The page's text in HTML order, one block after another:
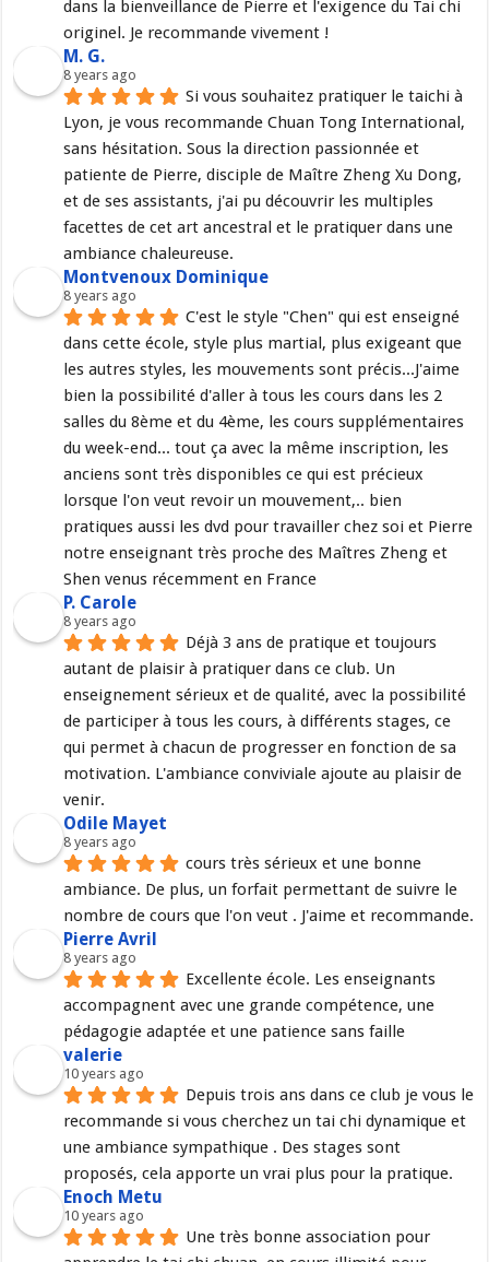
dans la bienveillance de Pierre et l'exigence du Tai chi
originel. Je recommande vivement !
M. G.
8 years ago
Si vous souhaitez pratiquer le taichi à
Lyon, je vous recommande Chuan Tong International,
sans hésitation. Sous la direction passionnée et
patiente de Pierre, disciple de Maître Zheng Xu Dong,
et de ses assistants, j'ai pu découvrir les multiples
facettes de cet art ancestral et le pratiquer dans une
ambiance chaleureuse.
Montvenoux Dominique
8 years ago
C'est le style "Chen" qui est enseigné
dans cette école, style plus martial, plus exigeant que
les autres styles, les mouvements sont précis...J'aime
bien la possibilité d'aller à tous les cours dans les 2
salles du 8ème et du 4ème, les cours supplémentaires
du week-end... tout ça avec la même inscription, les
anciens sont très disponibles ce qui est précieux
lorsque l'on veut revoir un mouvement,.. bien
pratiques aussi les dvd pour travailler chez soi et Pierre
notre enseignant très proche des Maîtres Zheng et
Shen venus récemment en France
P. Carole
8 years ago
Déjà 3 ans de pratique et toujours
autant de plaisir à pratiquer dans ce club. Un
enseignement sérieux et de qualité, avec la possibilité
de participer à tous les cours, à différents stages, ce
qui permet à chacun de progresser en fonction de sa
motivation. L'ambiance conviviale ajoute au plaisir de
venir.
Odile Mayet
8 years ago
cours très sérieux et une bonne
ambiance. De plus, un forfait permettant de suivre le
nombre de cours que l'on veut . J'aime et recommande.
Pierre Avril
8 years ago
Excellente école. Les enseignants
accompagnent avec une grande compétence, une
pédagogie adaptée et une patience sans faille
valerie
10 years ago
Depuis trois ans dans ce club je vous le
recommande si vous cherchez un tai chi dynamique et
une ambiance sympathique . Des stages sont
proposés, cela apporte un vrai plus pour la pratique.
Enoch Metu
10 years ago
Une très bonne association pour